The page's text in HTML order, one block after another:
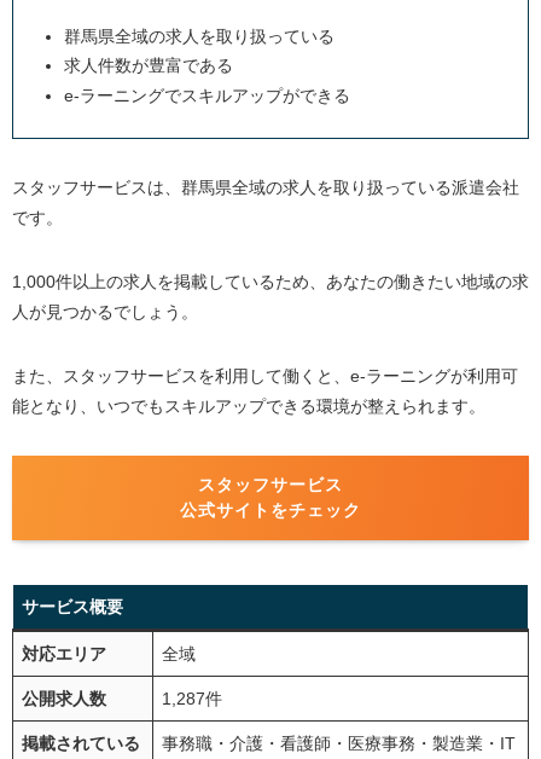
群馬県全域の求人を取り扱っている
求人件数が豊富である
e-ラーニングでスキルアップができる
スタッフサービスは、群馬県全域の求人を取り扱っている派遣会社
です。
1,000件以上の求人を掲載しているため、あなたの働きたい地域の求
人が見つかるでしょう。
また、スタッフサービスを利用して働くと、e-ラーニングが利用可
能となり、いつでもスキルアップできる環境が整えられます。
スタッフサービス
公式サイトをチェック
サービス概要
対応エリア 全域
公開求人数 1,287件
掲載されている
事務職・介護・看護師・医療事務・製造業・IT